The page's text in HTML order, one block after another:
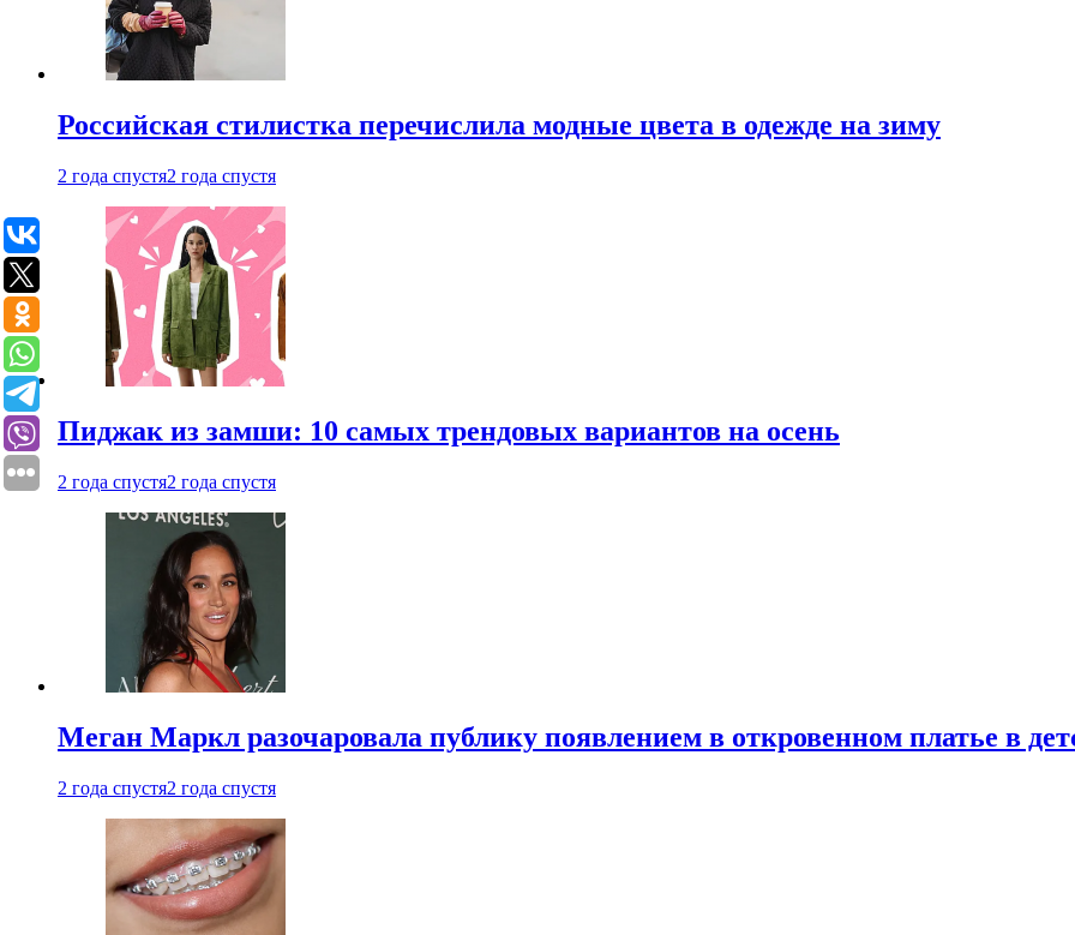
Российская стилистка перечислила модные цвета в одежде на зиму
2 года спустя2 года спустя
Пиджак из замши: 10 самых трендовых вариантов на осень
2 года спустя2 года спустя
Меган Маркл разочаровала публику появлением в откровенном платье в
2 года спустя2 года спустя